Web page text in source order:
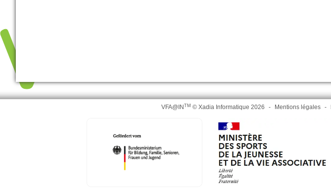
VFA@IN TM © Xadia Informatique 2026 - Mentions légales -